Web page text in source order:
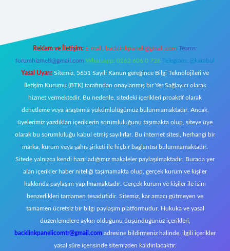
Reklam ve İletişim: E-mail: backlinkpaneli@gmail.com Teams:
forumhizmeti@gmail.com Whatsapp: 0262 606 0 726 Telegram: @karabul
Yasal Uyarı: Sitemiz, 5651 Sayılı Kanun gereğince Bilgi Teknolojileri ve
İletişim Kurumu (BTK) tarafından onaylanmış bir Yer Sağlayıcı olarak
hizmet vermektedir. Bu nedenle, sitedeki içerikleri proaktif olarak
denetleme veya araştırma yükümlülüğümüz bulunmamaktadır. Ancak,
üyelerimiz yazdıkları içeriklerin sorumluluğunu taşımakta olup, siteye üye
olarak bu sorumluluğu kabul etmiş sayılırlar. Bu internet sitesi, herhangi bir
marka, kurum veya şahıs şirketi ile hiçbir bağlantısı bulunmamaktadır.
Sitede yalnızca kendi hazırladığımız makaleler paylaşılmaktadır. Burada yer
alan içerikler haber niteliği taşımamakta olup, gerçek kurum ve kişiler
hakkında paylaşım yapılmamaktadır. Gerçek kurum ve kişiler ile isim
benzerlikleri tamamen tesadüfidir. Sitemiz, kar amacı gütmeyen ve
tamamen ücretsiz bir bilgi paylaşım platformudur. Hukuka ve yasal
düzenlemelere aykırı olduğunu düşündüğünüz içerikleri,
backlinkpanelicomtr@gmail.com adresine bildirmeniz halinde, ilgili içerikler
yasal süre içerisinde sitemizden kaldırılacaktır.